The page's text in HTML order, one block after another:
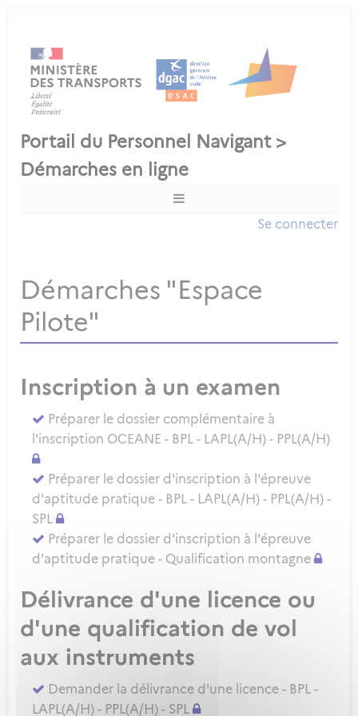
Se connecter
Démarches "Espace
Pilote"
Inscription à un examen
Préparer le dossier complémentaire à
l'inscription OCEANE - BPL - LAPL(A/H) - PPL(A/H)
Préparer le dossier d'inscription à l'épreuve
d'aptitude pratique - BPL - LAPL(A/H) - PPL(A/H) -
SPL
Préparer le dossier d'inscription à l'épreuve
d'aptitude pratique - Qualification montagne
Délivrance d'une licence ou
d'une qualification de vol
aux instruments
Demander la délivrance d'une licence - BPL -
LAPL(A/H) - PPL(A/H) - SPL